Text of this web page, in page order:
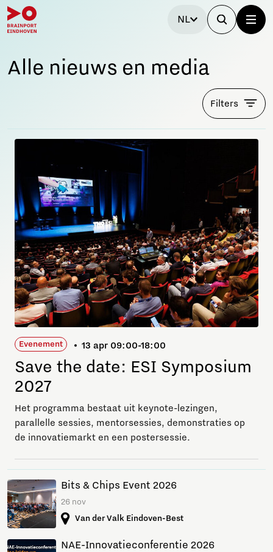
NL
Alle nieuws en media
Filters
Evenement 13 apr 09:00-18:00
Save the date: ESI Symposium
2027
Het programma bestaat uit keynote-lezingen,
parallelle sessies, mentorsessies, demonstraties op
de innovatiemarkt en een postersessie.
Bits & Chips Event 2026
26 nov
Van der Valk Eindoven-Best
NAE-Innovatieconferentie 2026